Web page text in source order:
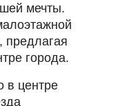
мечты.
предлагая
города.
в центре